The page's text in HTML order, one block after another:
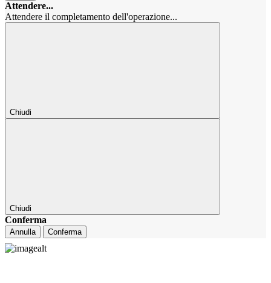
Attendere...
Attendere il completamento dell'operazione...
Chiudi
Chiudi
Conferma
Annulla Conferma